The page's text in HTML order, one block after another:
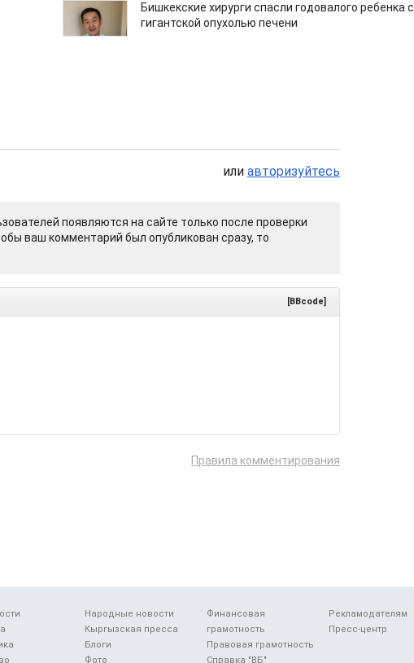
Бишкекские хирурги спасли годовалого ребенка с
гигантской опухолью печени
или авторизуйтесь
появляются на сайте только после проверки
ваш комментарий был опубликован сразу, то
[BBcode]
Правила комментирования
Народные новости
Кыргызская пресса
Блоги
Фото
Финансовая
грамотность
Правовая грамотность
Справка "ВБ"
Рекламодателям
Пресс-центр